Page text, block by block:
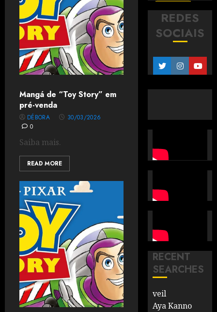
Mangá de “Toy Story” em
pré-venda
DÉBORA
30/03/2026
0
Saiba mais.
READ MORE
REDES
SOCIAIS
RECENT
SEARCHES
veil
Aya Kanno